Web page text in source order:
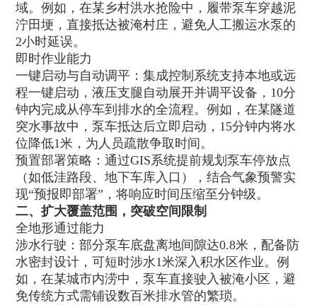
域。例如，在某乡村洪水抢险中，履带泵车穿越泥
泞田埂，直接抵达被淹村庄，避免人工搬运水泵的
2小时延误。
即时作业能力
一键启动与自动调平：集成控制系统支持本地或远
程一键启动，液压支腿自动展开并调平设备，10分
钟内完成从停车到排水的全流程。例如，在某隧道
突水事故中，泵车抵达后立即启动，15分钟内将水
位降低1米，为人员疏散争取时间。
预置部署策略：通过GIS系统提前规划泵车停放点
（如低洼路段、地下车库入口），结合气象预警实
现“预报即部署”，将响应时间压缩至分钟级。
二、扩大覆盖范围，突破空间限制
全地形通过能力
涉水行驶：部分泵车底盘离地间隙达0.8米，配备防
水密封设计，可短时涉水1米深入积水区作业。例
如，在某城市内涝中，泵车直接驶入被淹小区，避
免传统方式需铺设数百米排水管的繁琐。